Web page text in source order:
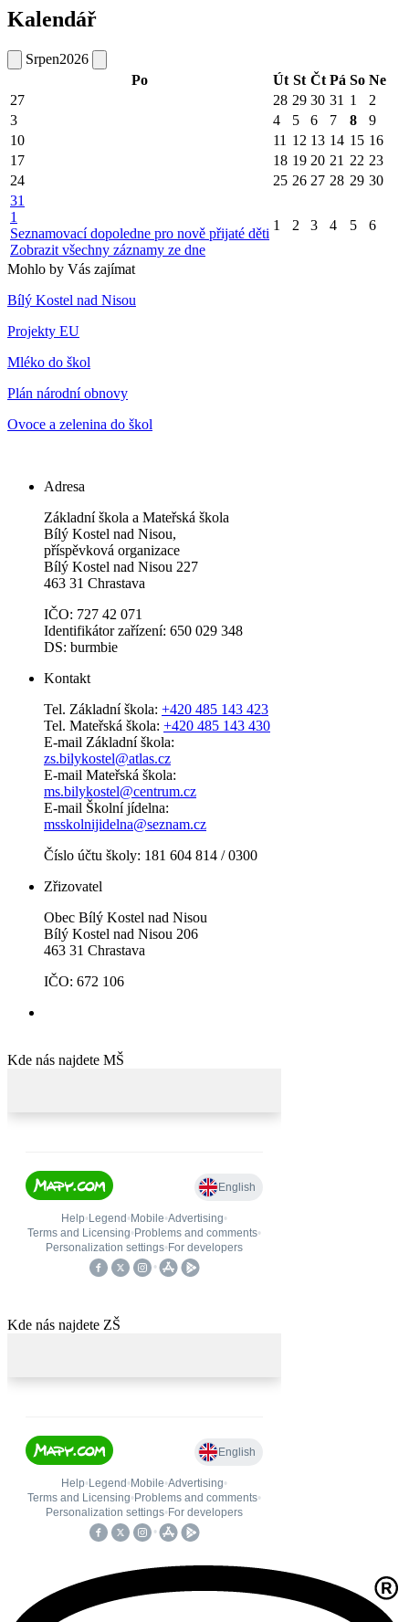
Kalendář
Srpen2026
Po
Út St Čt Pá So Ne
27
28 29 30 31 1
2
3
4 5 6 7 8
9
10
11 12 13 14 15 16
17
18 19 20 21 22 23
24
25 26 27 28 29 30
31
1
Seznamovací dopoledne pro nově přijaté děti
Zobrazit všechny záznamy ze dne
1 2 3 4 5 6
Mohlo by Vás zajímat
Bílý Kostel nad Nisou
Projekty EU
Mléko do škol
Plán národní obnovy
Ovoce a zelenina do škol
Adresa
Základní škola a Mateřská škola
Bílý Kostel nad Nisou,
příspěvková organizace
Bílý Kostel nad Nisou 227
463 31 Chrastava
IČO: 727 42 071
Identifikátor zařízení: 650 029 348
DS: burmbie
Kontakt
Tel. Základní škola: +420 485 143 423
Tel. Mateřská škola: +420 485 143 430
E-mail Základní škola:
zs.bilykostel@atlas.cz
E-mail Mateřská škola:
ms.bilykostel@centrum.cz
E-mail Školní jídelna:
msskolnijidelna@seznam.cz
Číslo účtu školy: 181 604 814 / 0300
Zřizovatel
Obec Bílý Kostel nad Nisou
Bílý Kostel nad Nisou 206
463 31 Chrastava
IČO: 672 106
Kde nás najdete MŠ
Kde nás najdete ZŠ